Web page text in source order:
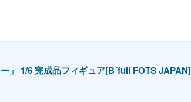
」 1/6 完成品フィギュア[B´full FOTS JAPAN]